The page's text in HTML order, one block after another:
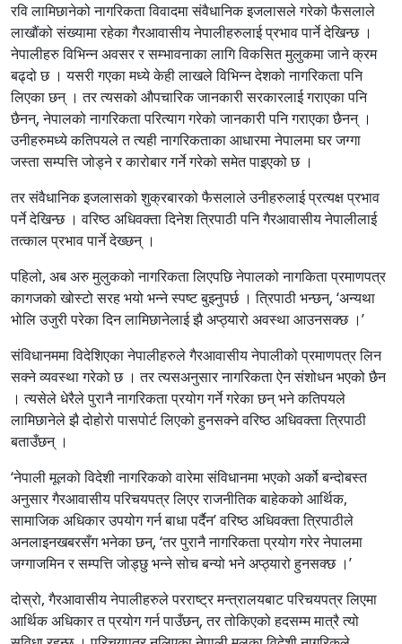
रवि लामिछानेको नागरिकता विवादमा संवैधानिक इजलासले गरेको फैसलाले
लाखौंको संख्यामा रहेका गैरआवासीय नेपालीहरुलाई प्रभाव पार्ने देखिन्छ ।
नेपालीहरु विभिन्न अवसर र सम्भावनाका लागि विकसित मुलुकमा जाने क्रम
बढ्दो छ । यसरी गएका मध्ये केही लाखले विभिन्न देशको नागरिकता पनि
लिएका छन् । तर त्यसको औपचारिक जानकारी सरकारलाई गराएका पनि
छैनन्, नेपालको नागरिकता परित्याग गरेको जानकारी पनि गराएका छैनन् ।
उनीहरुमध्ये कतिपयले त त्यही नागरिकताका आधारमा नेपालमा घर जग्गा
जस्ता सम्पत्ति जोड्ने र कारोबार गर्ने गरेको समेत पाइएको छ ।
तर संवैधानिक इजलासको शुक्रबारको फैसलाले उनीहरुलाई प्रत्यक्ष प्रभाव
पर्ने देखिन्छ । वरिष्ठ अधिवक्ता दिनेश त्रिपाठी पनि गैरआवासीय नेपालीलाई
तत्काल प्रभाव पार्ने देख्छन् ।
पहिलो, अब अरु मुलुकको नागरिकता लिएपछि नेपालको नागकिता प्रमाणपत्र
कागजको खोस्टो सरह भयो भन्ने स्पष्ट बुझ्नुपर्छ । त्रिपाठी भन्छन्, ‘अन्यथा
भोलि उजुरी परेका दिन लामिछानेलाई झै अप्ठ्यारो अवस्था आउनसक्छ ।’
संविधानममा विदेशिएका नेपालीहरुले गैरआवासीय नेपालीको प्रमाणपत्र लिन
सक्ने व्यवस्था गरेको छ । तर त्यसअनुसार नागरिकता ऐन संशोधन भएको छैन
। त्यसेले धेरैले पुरानै नागरिकता प्रयोग गर्ने गरेका छन् भने कतिपयले
लामिछानेले झै दोहोरो पासपोर्ट लिएको हुनसक्ने वरिष्ठ अधिवक्ता त्रिपाठी
बताउँछन् ।
‘नेपाली मूलको विदेशी नागरिकको वारेमा संविधानमा भएको अर्को बन्दोबस्त
अनुसार गैरआवासीय परिचयपत्र लिएर राजनीतिक बाहेकको आर्थिक,
सामाजिक अधिकार उपयोग गर्न बाधा पर्दैन’ वरिष्ठ अधिवक्ता त्रिपाठीले
अनलाइनखबरसँग भनेका छन्, ‘तर पुरानै नागरिकता प्रयोग गरेर नेपालमा
जग्गाजमिन र सम्पत्ति जोड्छु भन्ने सोच बन्यो भने अप्ठ्यारो हुनसक्छ ।’
दोस्रो, गैरआवासीय नेपालीहरुले परराष्ट्र मन्त्रालयबाट परिचयपत्र लिएमा
आर्थिक अधिकार त प्रयोग गर्न पाउँछन्, तर तोकिएको हदसम्म मात्रै त्यो